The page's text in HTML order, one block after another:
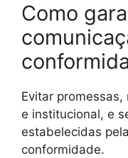
Como
Evitar
e institucional, e
estabelecidas
conformidade.